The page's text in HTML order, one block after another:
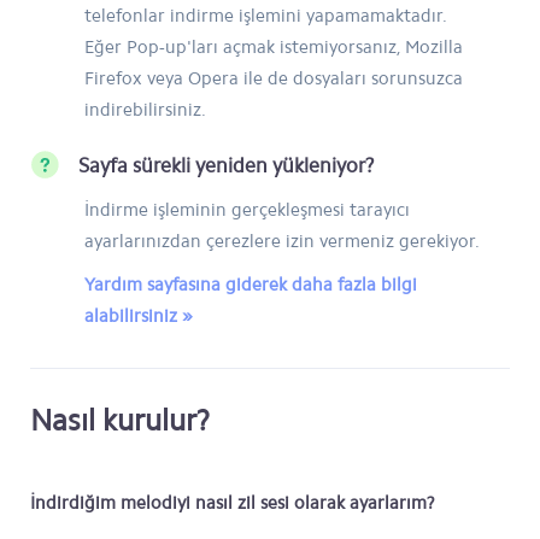
telefonlar indirme işlemini yapamamaktadır.
Eğer Pop-up'ları açmak istemiyorsanız, Mozilla
Firefox veya Opera ile de dosyaları sorunsuzca
indirebilirsiniz.
Sayfa sürekli yeniden yükleniyor?
İndirme işleminin gerçekleşmesi tarayıcı
ayarlarınızdan çerezlere izin vermeniz gerekiyor.
Yardım sayfasına giderek daha fazla bilgi
alabilirsiniz »
Nasıl kurulur?
İndirdiğim melodiyi nasıl zil sesi olarak ayarlarım?